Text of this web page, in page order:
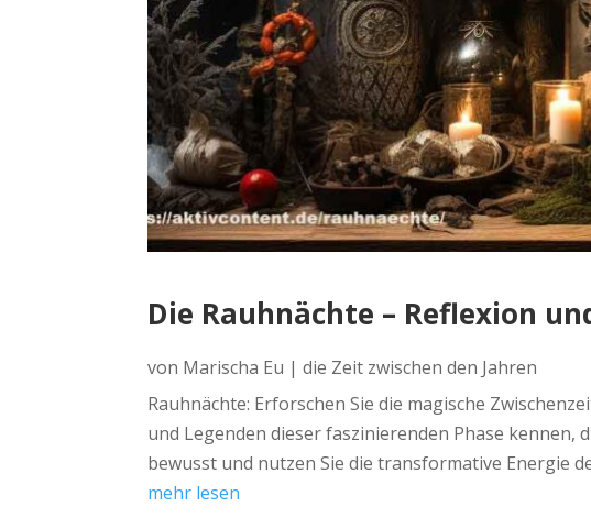
Die Rauhnächte – Reflexion
von Marischa Eu |die Zeit zwischen den Jahren
Rauhnächte: Erforschen Sie die magische
und Legenden dieser faszinierenden Phase kennen,
bewusst und nutzen Sie die transformative Energie
mehr lesen